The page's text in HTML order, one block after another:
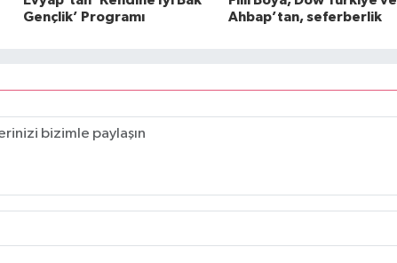
Gençlik’ Programı
Ahbap’tan, seferberlik